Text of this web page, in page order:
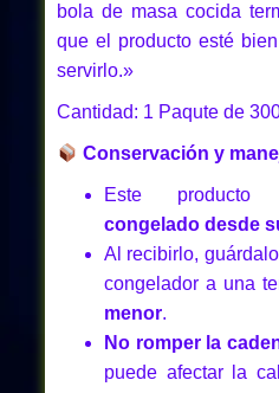
bola de masa cocida
que el producto esté
servirlo.»
Cantidad: 1 Paqute de
Conservación y
Este producto
congelado desde
Al recibirlo,
congelador a una
menor.
No romper la
puede afectar la